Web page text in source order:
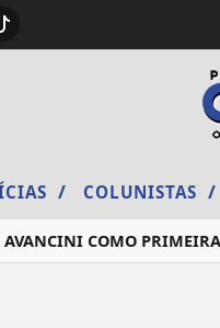
/ COLUNISTAS /
COMO